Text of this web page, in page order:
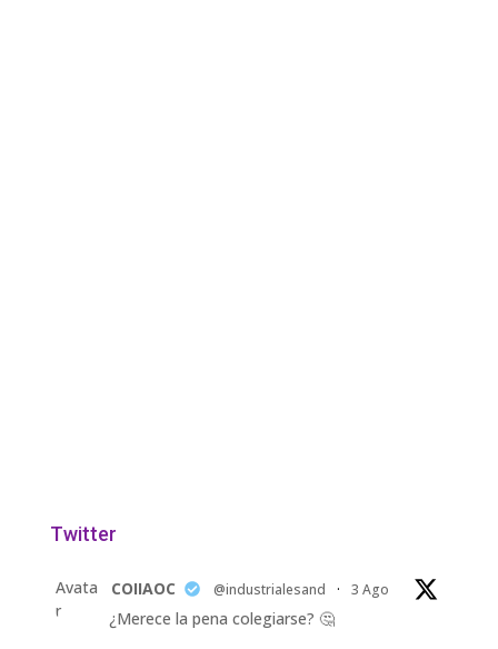
Twitter
Avata
r
COIIAOC @industrialesand · 3 Ago
¿Merece la pena colegiarse? 🤔